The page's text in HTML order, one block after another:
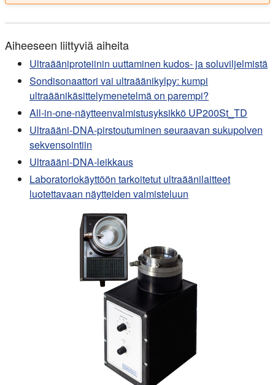
Aiheeseen liittyviä aiheita
Ultraääniproteiinin uuttaminen kudos- ja soluviljelmistä
Sondisonaattori vai ultraäänikylpy: kumpi
ultraäänikäsittelymenetelmä on parempi?
All-in-one-näytteenvalmistusyksikkö UP200St_TD
Ultraääni-DNA-pirstoutuminen seuraavan sukupolven
sekvensointiin
Ultraääni-DNA-leikkaus
Laboratoriokäyttöön tarkoitetut ultraäänilaitteet
luotettavaan näytteiden valmisteluun